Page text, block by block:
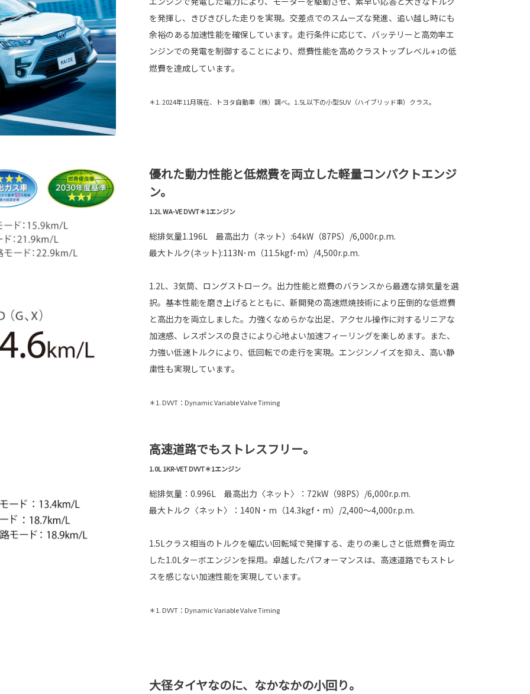
を発揮し、きびきびした走りを実現。交差点でのスムーズな発進、追い越し時にも
余裕のある加速性能を確保しています。走行条件に応じて、バッテリーと高効率エ
ンジンでの発電を制御することにより、燃費性能を高めクラストップレベル＊1の低
燃費を達成しています。
＊1. 2024年11月現在、トヨタ自動車（株）調べ。1.5L以下の小型SUV（ハイブリッド車）クラス。
優れた動力性能と低燃費を両立した軽量コンパクトエンジ
ン。
1.2L WA-VE DVVT＊1エンジン
総排気量1.196L 最高出力（ネット）:64kW（87PS）/6,000r.p.m.
最大トルク(ネット):113N･m（11.5kgf･m）/4,500r.p.m.
1.2L、3気筒、ロングストローク。出力性能と燃費のバランスから最適な排気量を選
択。基本性能を磨き上げるとともに、新開発の高速燃焼技術により圧倒的な低燃費
と高出力を両立しました。力強くなめらかな出足、アクセル操作に対するリニアな
加速感、レスポンスの良さにより心地よい加速フィーリングを楽しめます。また、
力強い低速トルクにより、低回転での走行を実現。エンジンノイズを抑え、高い静
粛性も実現しています。
＊1. DVVT：Dynamic Variable Valve Timing
高速道路でもストレスフリー。
1.0L 1KR-VET DVVT＊1エンジン
総排気量：0.996L 最高出力〈ネット〉：72kW（98PS）/6,000r.p.m.
最大トルク〈ネット〉：140N・m（14.3kgf・m）/2,400～4,000r.p.m.
1.5Lクラス相当のトルクを幅広い回転域で発揮する、走りの楽しさと低燃費を両立
した1.0Lターボエンジンを採用。卓越したパフォーマンスは、高速道路でもストレ
スを感じない加速性能を実現しています。
＊1. DVVT：Dynamic Variable Valve Timing
大径タイヤなのに、なかなかの小回り。